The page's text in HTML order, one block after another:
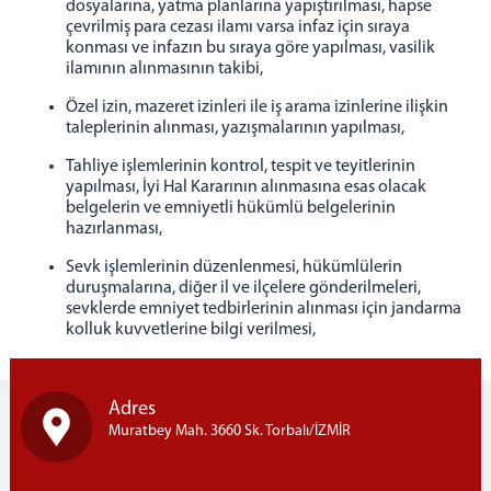
İNFAZ KORUMA BAŞMEMURLUĞU
İLETİŞİM
dosyalarına, yatma planlarına yapıştırılması, hapse
çevrilmiş para cezası ilamı varsa infaz için sıraya
konması ve infazın bu sıraya göre yapılması, vasilik
ilamının alınmasının takibi,
Özel izin, mazeret izinleri ile iş arama izinlerine ilişkin
taleplerinin alınması, yazışmalarının yapılması,
Tahliye işlemlerinin kontrol, tespit ve teyitlerinin
yapılması, İyi Hal Kararının alınmasına esas olacak
belgelerin ve emniyetli hükümlü belgelerinin
hazırlanması,
Sevk işlemlerinin düzenlenmesi, hükümlülerin
duruşmalarına, diğer il ve ilçelere gönderilmeleri,
sevklerde emniyet tedbirlerinin alınması için jandarma
kolluk kuvvetlerine bilgi verilmesi,
Adres
Muratbey Mah. 3660 Sk. Torbalı/İZMİR